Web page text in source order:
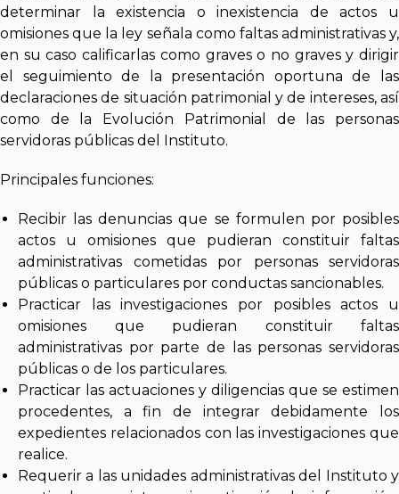
determinar la existencia o inexistencia de actos u
omisiones que la ley señala como faltas administrativas y,
en su caso calificarlas como graves o no graves y dirigir
el seguimiento de la presentación oportuna de las
declaraciones de situación patrimonial y de intereses, así
como de la Evolución Patrimonial de las personas
servidoras públicas del Instituto.
Principales funciones:
Recibir las denuncias que se formulen por posibles
actos u omisiones que pudieran constituir faltas
administrativas cometidas por personas servidoras
públicas o particulares por conductas sancionables.
Practicar las investigaciones por posibles actos u
omisiones que pudieran constituir faltas
administrativas por parte de las personas servidoras
públicas o de los particulares.
Practicar las actuaciones y diligencias que se estimen
procedentes, a fin de integrar debidamente los
expedientes relacionados con las investigaciones que
realice.
Requerir a las unidades administrativas del Instituto y